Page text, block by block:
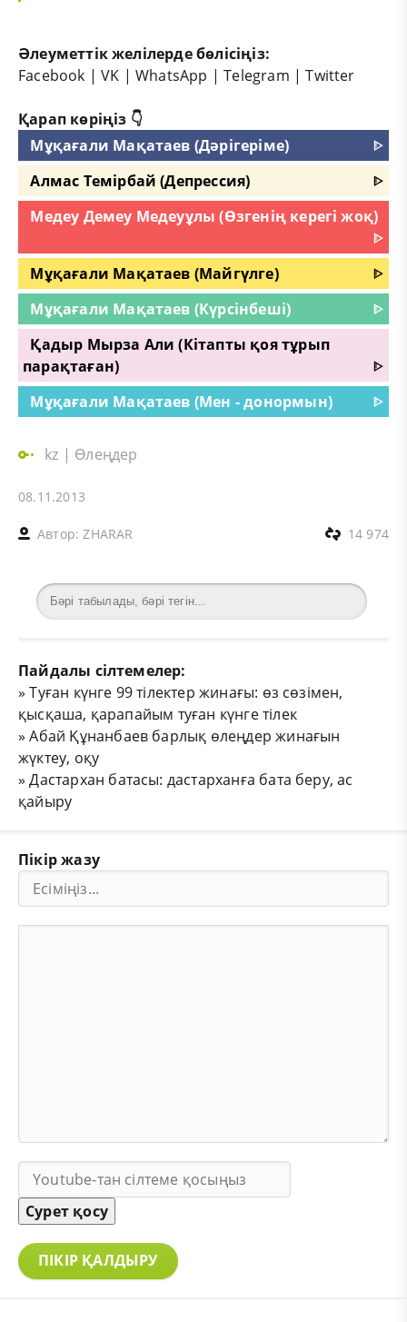
Әлеуметтік желілерде бөлісіңіз:
Facebook |VK |WhatsApp |Telegram |Twitter
Қарап көріңіз 👇
Мұқағали Мақатаев (Дәрігеріме)
ᐈ
Алмас Темірбай (Депрессия)
ᐈ
Медеу Демеу Медеуұлы (Өзгенің керегі жоқ)
ᐈ
Мұқағали Мақатаев (Майгүлге)
ᐈ
Мұқағали Мақатаев (Күрсінбеші)
ᐈ
Қадыр Мырза Али (Кітапты қоя тұрып
парақтаған)
ᐈ
Мұқағали Мақатаев (Мен - донормын)
ᐈ
kz | Өлеңдер
08.11.2013
Автор:ZHARAR 14 974
Пайдалы сілтемелер:
»Туған күнге 99 тілектер жинағы: өз сөзімен,
қысқаша, қарапайым туған күнге тілек
»Абай Құнанбаев барлық өлеңдер жинағын
жүктеу, оқу
»Дастархан батасы: дастарханға бата беру, ас
қайыру
Пікір жазу
Сурет қосу
ПІКІР ҚАЛДЫРУ